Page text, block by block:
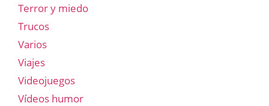
Terror y miedo
Trucos
Varios
Viajes
Videojuegos
Vídeos humor